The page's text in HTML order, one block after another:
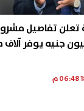
تعلن تفاصيل
تريليون جنيه يوفر